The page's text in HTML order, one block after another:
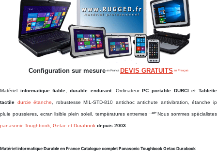
Configuration sur mesure en France DEVIS GRATUITS en Français
Matériel informatique fiable, durable endurant. OrdinateurPC portable DURCIet Tablette
tactile durcie étanche, robustesse MIL-STD-810 antichoc antichute antivibration, étanche ip
pluie poussieres, ecran lisible plein soleil, températures extremes ...etcNous sommes spécialistes
panasonic Toughbook, Getac et Durabook depuis 2003.
Matériel informatique Durable en France Catalogue complet Panasonic Toughbook Getac Durabook